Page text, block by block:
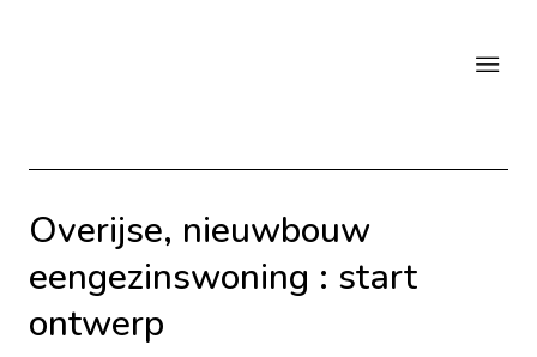
Overijse, nieuwbouw
eengezinswoning : start
ontwerp